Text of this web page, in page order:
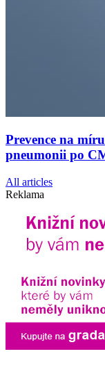
Prevence na
pneumonii po
All articles
Reklama